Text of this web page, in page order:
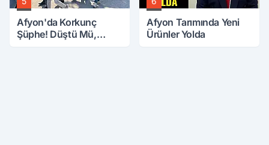
Afyon'da Korkunç
Şüphe! Düştü Mü,
Afyon Tarımında Yeni
Ürünler Yolda